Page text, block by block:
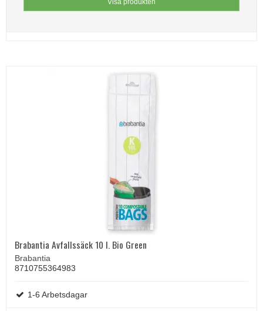
Visa produkten
Brabantia Avfallssäck 10 l. Bio Green
Brabantia
8710755364983
1-6 Arbetsdagar